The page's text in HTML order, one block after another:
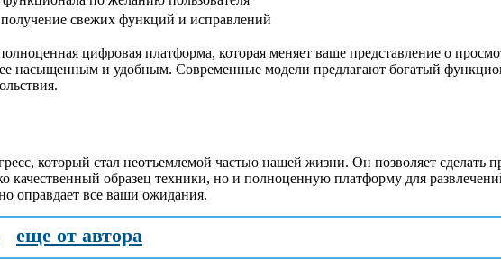
свежих функций и исправлений
цифровая платформа, которая меняет ваше представление о
насыщенным и удобным. Современные модели предлагают богатый
который стал неотъемлемой частью нашей жизни. Он позволяет
качественный образец техники, но и полноценную платформу для
оправдает все ваши ожидания.
еще от автора